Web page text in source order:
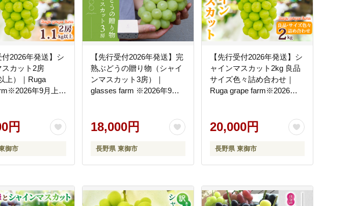
付2026年発送】シ
スカット2房
上）｜Ruga
年9月上旬
円
御市
【先行受付2026年発送】完
熟ぶどうの贈り物（シャイ
ンマスカット3房）｜
glasses farm ※2026年9月
18,000円
長野県 東御市
【先行受付2026年発送】シ
ャインマスカット2kg 良品
サイズ色々詰め合わせ｜
Ruga grape farm※2026年9
20,000円
長野県 東御市